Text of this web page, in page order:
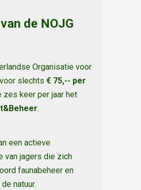
de NOJG
Organisatie voor
voor slechts€ 75,-- per
zes keer per jaar het
.
een actieve
van jagers die zich
faunabeheer en
natuur.